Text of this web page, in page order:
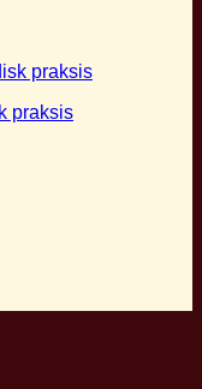
praksis